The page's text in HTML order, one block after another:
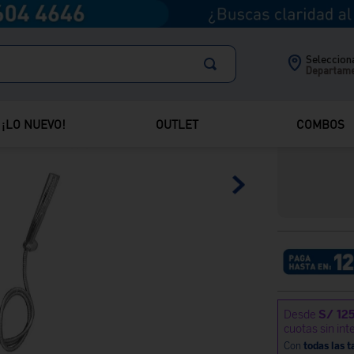
¡LO NUEVO! OUTLET COMBOS
❮